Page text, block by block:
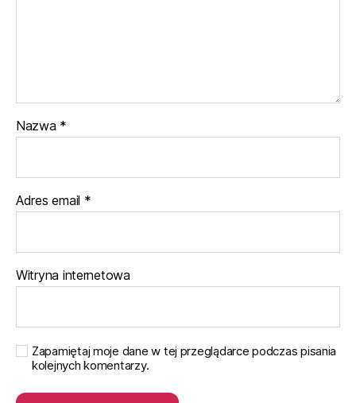
Nazwa *
Adres email *
Witryna internetowa
Zapamiętaj moje dane w tej przeglądarce podczas pisania
kolejnych komentarzy.